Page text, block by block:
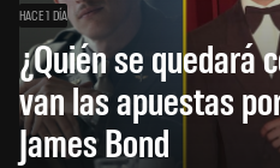
HACE 1 DÍA
¿Quién se quedará
van las apuestas
James Bond